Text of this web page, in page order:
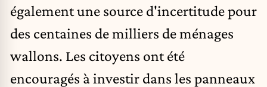
également une source d'incertitude pour
des centaines de milliers de ménages
wallons. Les citoyens ont été
encouragés à investir dans les panneaux